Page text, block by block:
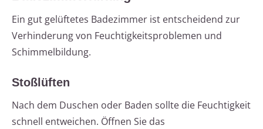
Ein gut gelüftetes Badezimmer ist entscheidend zur
Verhinderung von Feuchtigkeitsproblemen und
Schimmelbildung.
Stoßlüften
Nach dem Duschen oder Baden sollte die Feuchtigkeit
schnell entweichen. Öffnen Sie das